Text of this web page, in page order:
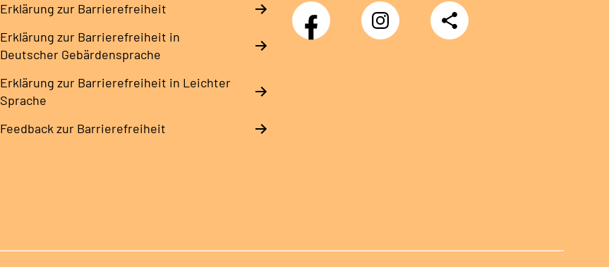
Erklärung zur Barrierefreiheit
Erklärung zur Barrierefreiheit in
Deutscher Gebärdensprache
Erklärung zur Barrierefreiheit in Leichter
Sprache
Feedback zur Barrierefreiheit
Facebook
Klinik
Sonnenblick
Instagram
Klinik
Sonnenblick
Teilen